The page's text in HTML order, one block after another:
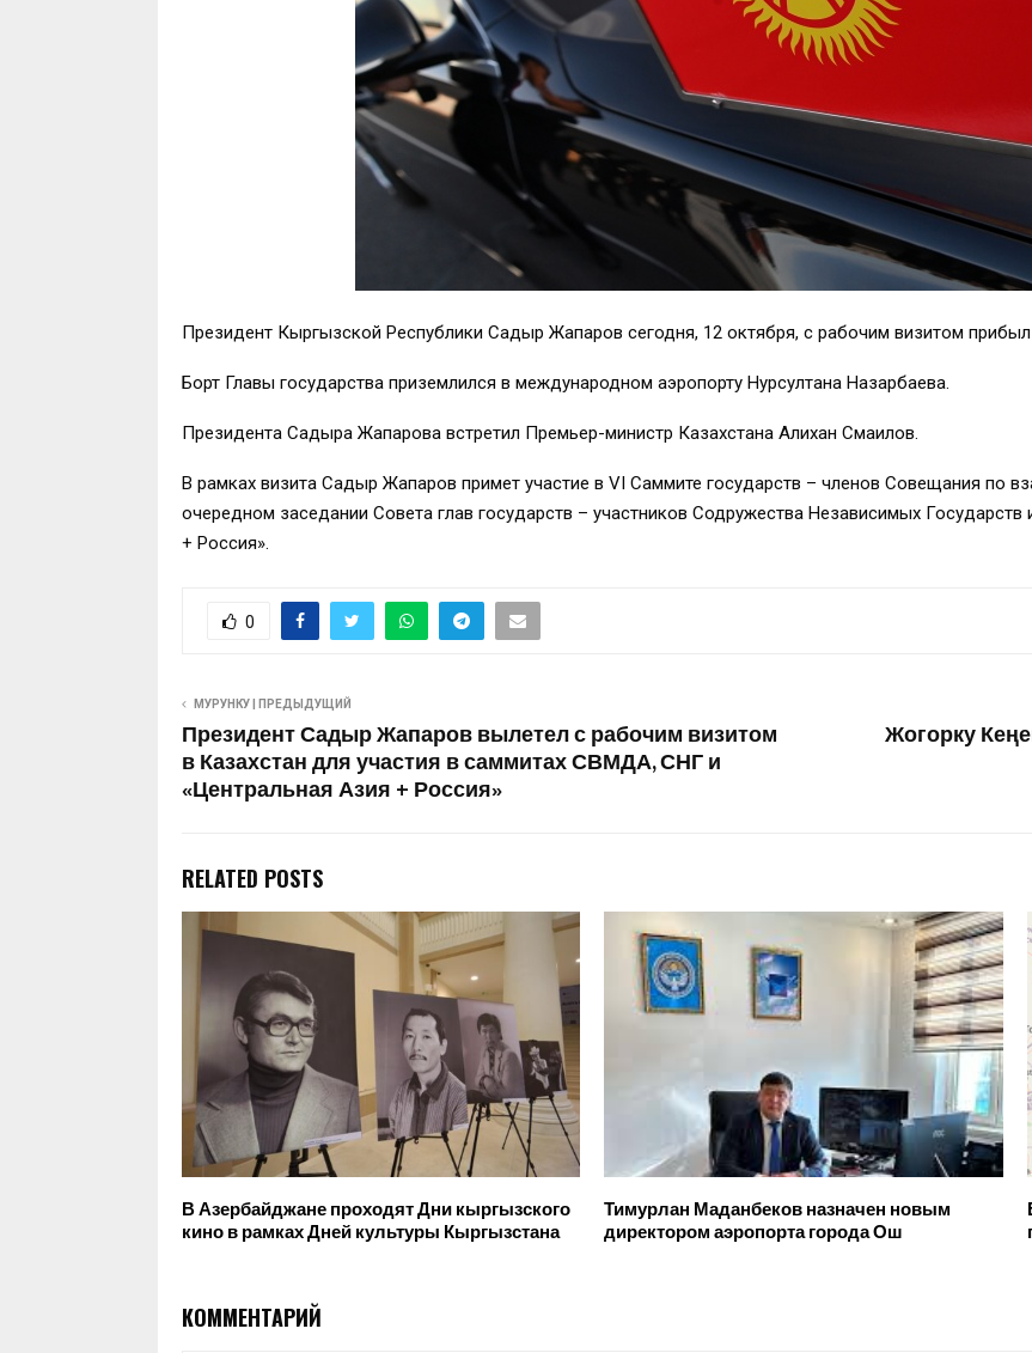
Президент Кыргызской Республики Садыр Жапаров сегодня, 12 октября, с рабочим визитом прибыл
Борт Главы государства приземлился в международном аэропорту Нурсултана Назарбаева.
Президента Садыра Жапарова встретил Премьер-министр Казахстана Алихан Смаилов.
В рамках визита Садыр Жапаров примет участие в VI Саммите государств – членов Совещания по
очередном заседании Совета глав государств – участников Содружества Независимых Государств
+ Россия».
0
МУРУНКУ | ПРЕДЫДУЩИЙ
Президент Садыр Жапаров вылетел с рабочим визитом
в Казахстан для участия в саммитах СВМДА, СНГ и
«Центральная Азия + Россия»
Жогорку
RELATED POSTS
В Азербайджане проходят Дни кыргызского
кино в рамках Дней культуры Кыргызстана
Тимурлан Маданбеков назначен новым
директором аэропорта города Ош
КОММЕНТАРИЙ